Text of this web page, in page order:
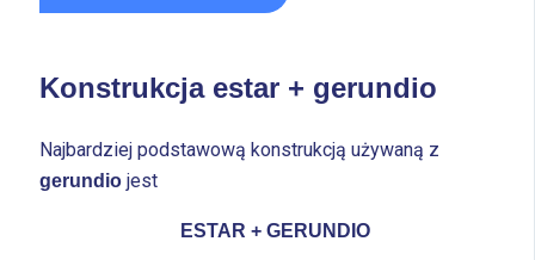
Konstrukcja estar + gerundio
Najbardziej podstawową konstrukcją używaną z
gerundiojest
ESTAR + GERUNDIO